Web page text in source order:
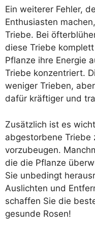
Ein weiterer Fehler,
Enthusiasten
Triebe. Bei
diese Triebe
Pflanze ihre Energie
Triebe konzentriert.
weniger Trieben,
dafür kräftiger und
Zusätzlich ist es
abgestorbene Triebe
vorzubeugen.
die die Pflanze
Sie unbedingt
Auslichten und
schaffen Sie die
gesunde Rosen!